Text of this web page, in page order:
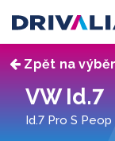
Zpět na
VW Id.7
Id.7 Pro S Peop